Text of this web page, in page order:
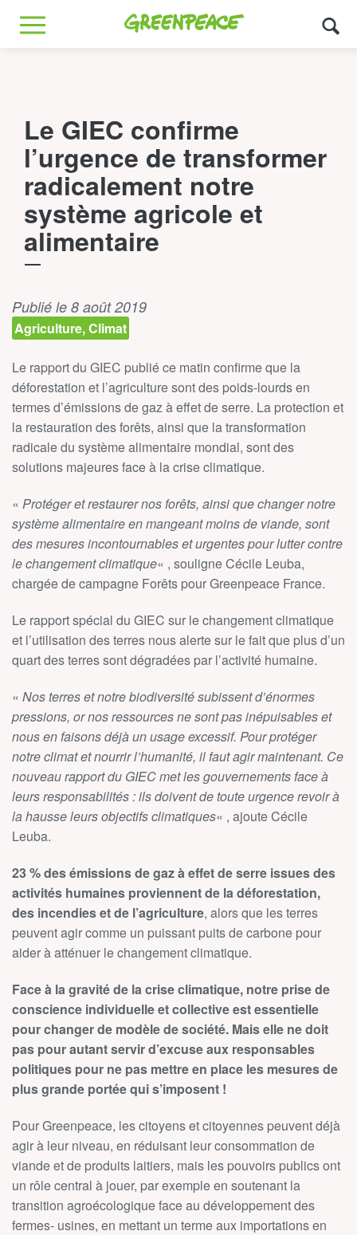
Greenpeace
MENU
Le GIEC confirme
l’urgence de transformer
radicalement notre
système agricole et
alimentaire
Publié le 8 août 2019
Agriculture, Climat
Le rapport du GIEC publié ce matin confirme que la
déforestation et l’agriculture sont des poids-lourds en
termes d’émissions de gaz à effet de serre. La protection et
la restauration des forêts, ainsi que la transformation
radicale du système alimentaire mondial, sont des
solutions majeures face à la crise climatique.
« Protéger et restaurer nos forêts, ainsi que changer notre
système alimentaire en mangeant moins de viande, sont
des mesures incontournables et urgentes pour lutter contre
le changement climatique« , souligne Cécile Leuba,
chargée de campagne Forêts pour Greenpeace France.
Le rapport spécial du GIEC sur le changement climatique
et l’utilisation des terres nous alerte sur le fait que plus d’un
quart des terres sont dégradées par l’activité humaine.
« Nos terres et notre biodiversité subissent d’énormes
pressions, or nos ressources ne sont pas inépuisables et
nous en faisons déjà un usage excessif. Pour protéger
notre climat et nourrir l’humanité, il faut agir maintenant. Ce
nouveau rapport du GIEC met les gouvernements face à
leurs responsabilités : ils doivent de toute urgence revoir à
la hausse leurs objectifs climatiques« , ajoute Cécile
Leuba.
23 % des émissions de gaz à effet de serre issues des
activités humaines proviennent de la déforestation,
des incendies et de l’agriculture, alors que les terres
peuvent agir comme un puissant puits de carbone pour
aider à atténuer le changement climatique.
Face à la gravité de la crise climatique, notre prise de
conscience individuelle et collective est essentielle
pour changer de modèle de société. Mais elle ne doit
pas pour autant servir d’excuse aux responsables
politiques pour ne pas mettre en place les mesures de
plus grande portée qui s’imposent !
Pour Greenpeace, les citoyens et citoyennes peuvent déjà
agir à leur niveau, en réduisant leur consommation de
viande et de produits laitiers, mais les pouvoirs publics ont
un rôle central à jouer, par exemple en soutenant la
transition agroécologique face au développement des
fermes- usines, en mettant un terme aux importations en